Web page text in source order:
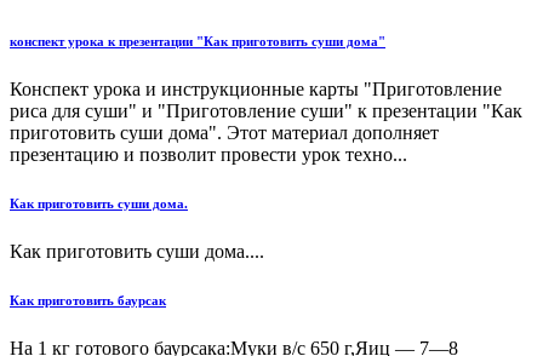
конспект урока к презентации "Как приготовить суши дома"
Конспект урока и инструкционные карты "Приготовление
риса для суши" и "Приготовление суши" к презентации "Как
приготовить суши дома". Этот материал дополняет
презентацию и позволит провести урок техно...
Как приготовить суши дома.
Как приготовить суши дома....
Как приготовить баурсак
На 1 кг готового баурсака:Муки в/с 650 г,Яиц — 7—8